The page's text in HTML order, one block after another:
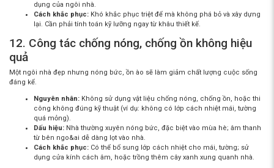
dụng của ngôi nhà.
Cách khắc phục: Khó khắc phục triệt để mà không phá bỏ và xây dựng
lại. Cần phải tính toán kỹ lưỡng ngay từ khâu thiết kế.
12. Công tác chống nóng, chống ồn không hiệu
quả
Một ngôi nhà đẹp nhưng nóng bức, ồn ào sẽ làm giảm chất lượng cuộc sống
đáng kể.
Nguyên nhân: Không sử dụng vật liệu chống nóng, chống ồn, hoặc thi
công không đúng kỹ thuật (ví dụ: không có lớp cách nhiệt mái, tường
quá mỏng).
Dấu hiệu: Nhà thường xuyên nóng bức, đặc biệt vào mùa hè; âm thanh
từ bên ngo&ai dễ dàng lọt vào nhà.
Cách khắc phục: Có thể bổ sung lớp cách nhiệt cho mái, tường; sử
dụng cửa kính cách âm, hoặc trồng thêm cây xanh xung quanh nhà.